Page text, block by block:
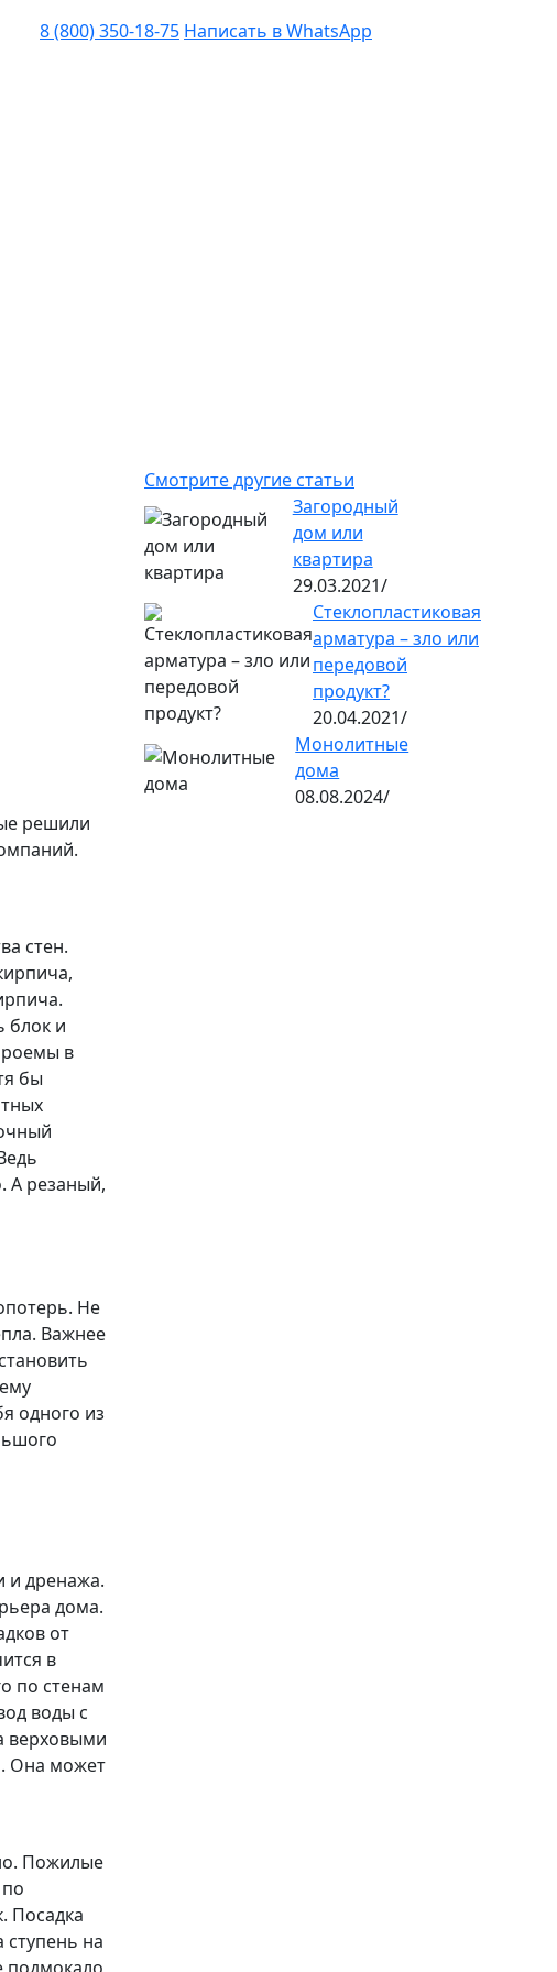
8 (800) 350-18-75 Написать в WhatsApp
Смотрите другие статьи
Загородный
дом или
квартира
29.03.2021/
Стеклопластиковая
арматура – зло или
передовой
продукт?
20.04.2021/
Монолитные
дома
08.08.2024/
решили
стен.
блок и
в
бы
А резаный,
Не
Важнее
одного из
и дренажа.
дома.
от
в
по стенам
воды с
верховыми
Она может
Пожилые
Посадка
ступень на